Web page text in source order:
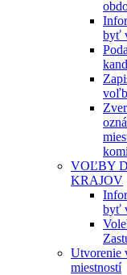
byť
VOĽBY
KRAJOV
byť
Utvorenie
miestností